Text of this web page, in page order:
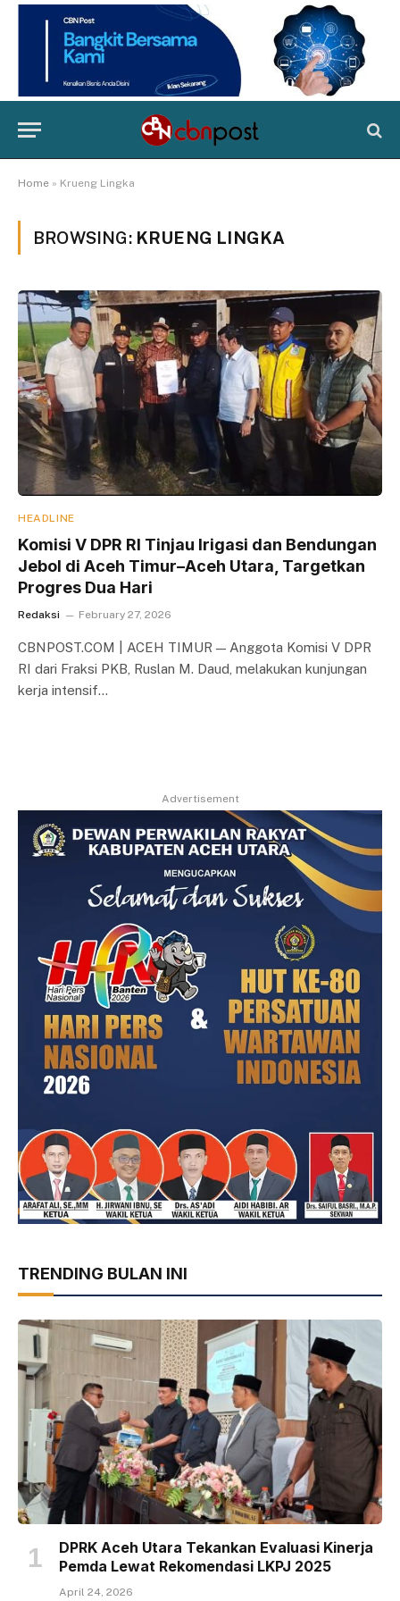
Home » Krueng Lingka
BROWSING: KRUENG LINGKA
HEADLINE
Komisi V DPR RI Tinjau Irigasi dan Bendungan
Jebol di Aceh Timur–Aceh Utara, Targetkan
Progres Dua Hari
Redaksi February 27, 2026
CBNPOST.COM | ACEH TIMUR — Anggota Komisi V DPR
RI dari Fraksi PKB, Ruslan M. Daud, melakukan kunjungan
kerja intensif…
Advertisement
TRENDING BULAN INI
DPRK Aceh Utara Tekankan Evaluasi Kinerja
Pemda Lewat Rekomendasi LKPJ 2025
April 24, 2026